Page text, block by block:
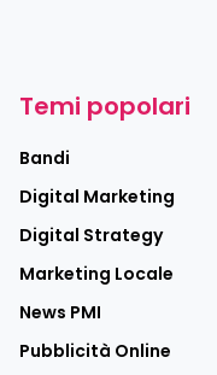
Temi popolari
Bandi
Digital Marketing
Digital Strategy
Marketing Locale
News PMI
Pubblicità Online